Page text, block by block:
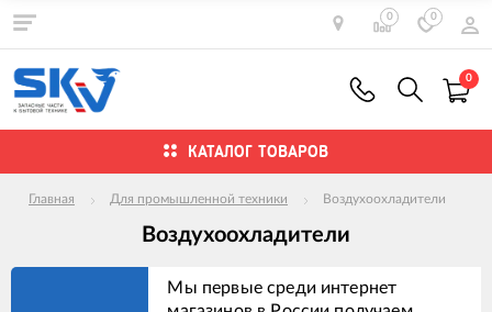
0 0
0
КАТАЛОГ ТОВАРОВ
Главная Для промышленной техники Воздухоохладители
Воздухоохладители
Мы первые среди интернет